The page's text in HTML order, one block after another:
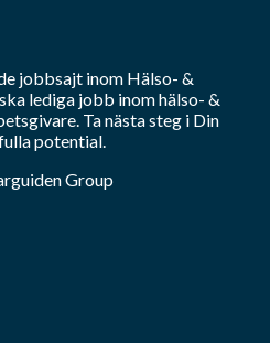
jobbsajt inom Hälso- &
lediga jobb inomhälso- &
Ta nästa steg i Din
potential.
Group